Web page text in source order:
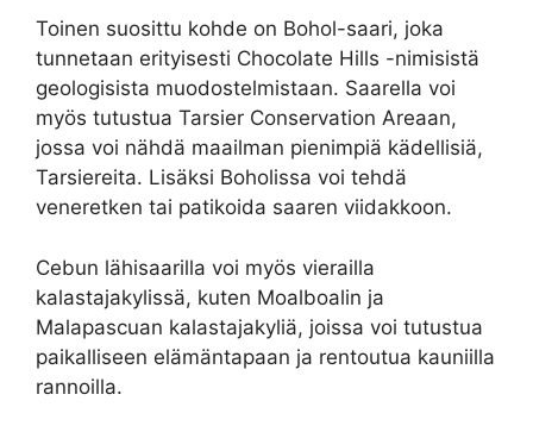
Toinen suosittu kohde on Bohol-saari, joka
tunnetaan erityisesti Chocolate Hills -nimisistä
geologisista muodostelmistaan. Saarella voi
myös tutustua Tarsier Conservation Areaan,
jossa voi nähdä maailman pienimpiä kädellisiä,
Tarsiereita. Lisäksi Boholissa voi tehdä
veneretken tai patikoida saaren viidakkoon.
Cebun lähisaarilla voi myös vierailla
kalastajakylissä, kuten Moalboalin ja
Malapascuan kalastajakyliä, joissa voi tutustua
paikalliseen elämäntapaan ja rentoutua kauniilla
rannoilla.